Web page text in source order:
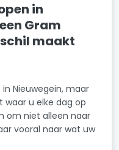
in
Gram
maakt
Nieuwegein, maar
waar u elke dag op
om niet alleen naar
vooral naar wat uw